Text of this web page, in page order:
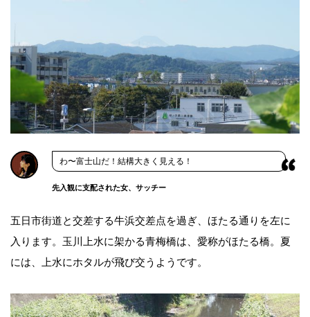
わ〜富士山だ！結構大きく見える！
先入観に支配された女、サッチー
五日市街道と交差する牛浜交差点を過ぎ、ほたる通りを左に
入ります。玉川上水に架かる青梅橋は、愛称がほたる橋。夏
には、上水にホタルが飛び交うようです。